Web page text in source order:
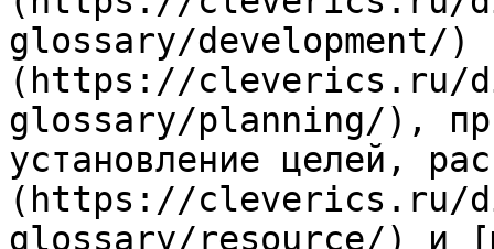
glossary/development/)
(https://cleverics.ru/
glossary/planning/),
установление целей,
(https://cleverics.ru/
glossary/resource/) и